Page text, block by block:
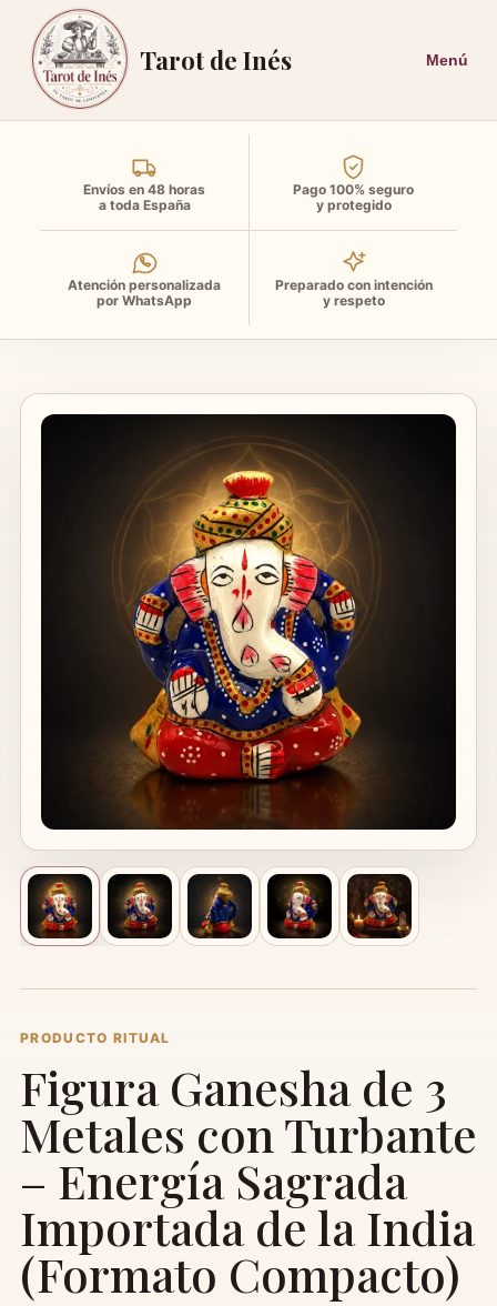
Tarot de Inés
Envíos en 48 horas
a toda España
Pago 100% seguro
y protegido
Atención personalizada
por WhatsApp
Preparado con intención
y respeto
PRODUCTO RITUAL
Figura Ganesha de 3
Metales con Turbante
– Energía Sagrada
Importada de la India
(Formato Compacto)